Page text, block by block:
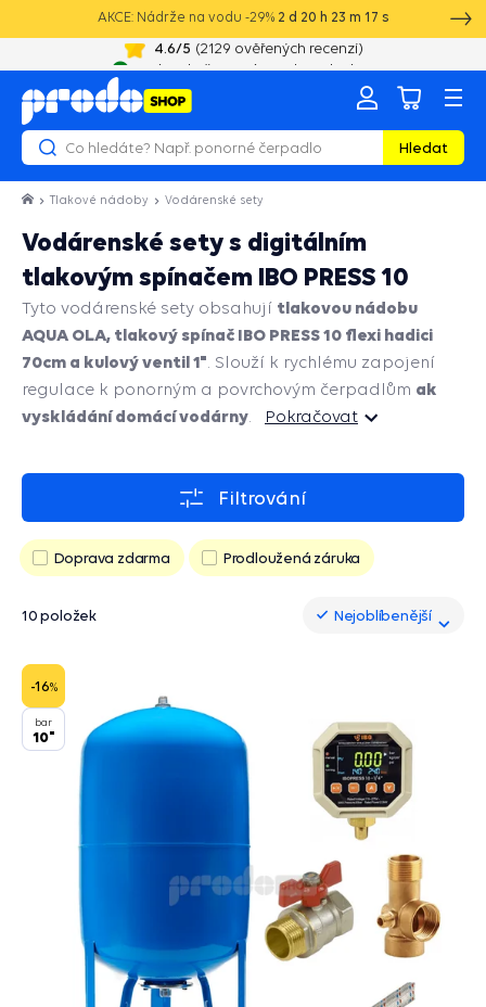
AKCE: Nádrže na vodu -29% 2 d 20 h 23 m 16 s
20 let zkušeností s vodotechnikou
Hledat
Tlakové nádoby Vodárenské sety
Vodárenské sety s digitálním
tlakovým spínačem IBO PRESS 10
Tyto vodárenské sety obsahují tlakovou nádobu
AQUA OLA, tlakový spínač IBO PRESS 10 flexi hadici
70cm a kulový ventil 1" . Slouží k rychlému zapojení
regulace k ponorným a povrchovým čerpadlům ak
vyskládání domácí vodárny
Pokračovat
Filtrování
Doprava zdarma Prodloužená záruka
10 položek Nejoblíbenější
Nejoblíbenější
-16%
bar
10"